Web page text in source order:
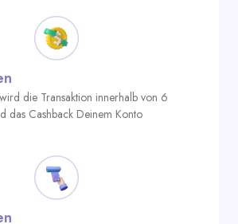
die Transaktion innerhalb von 6
das Cashback Deinem Konto